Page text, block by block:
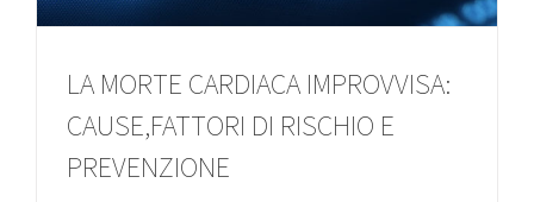
LA MORTE CARDIACA IMPROVVISA:
CAUSE,FATTORI DI RISCHIO E
PREVENZIONE